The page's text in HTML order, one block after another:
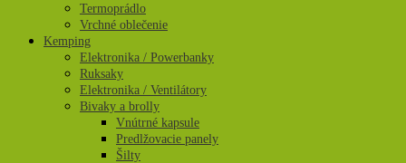
Termoprádlo
Vrchné oblečenie
Kemping
Elektronika / Powerbanky
Ruksaky
Elektronika / Ventilátory
Bivaky a brolly
Vnútrné kapsule
Predlžovacie panely
Šilty